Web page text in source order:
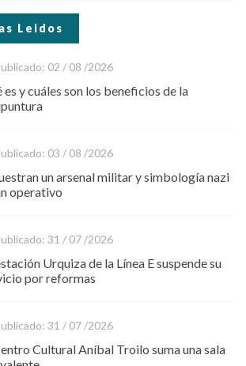
Leidos
02 / 08 /2026
es y cuáles son los beneficios de la
03 / 08 /2026
un arsenal militar y simbología nazi
operativo
31 / 07 /2026
Urquiza de la Línea E suspende su
por reformas
31 / 07 /2026
Cultural Aníbal Troilo suma una sala